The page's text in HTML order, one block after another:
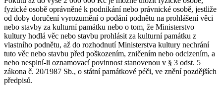
fyzické osobě oprávněné k podnikání nebo právnické osobě, jestliže
od doby doručení vyrozumění o podání podnětu na prohlášení věci
nebo stavby za kulturní památku nebo o tom, že Ministerstvo
kultury hodlá věc nebo stavbu prohlásit za kulturní památku z
vlastního podnětu, až do rozhodnutí Ministerstva kultury nechrání
tuto věc nebo stavbu před poškozením, zničením nebo odcizením, a
nebo nesplní-li oznamovací povinnost stanovenou v § 3 odst. 5
zákona č. 20/1987 Sb., o státní památkové péči, ve znění pozdějších
předpisů.